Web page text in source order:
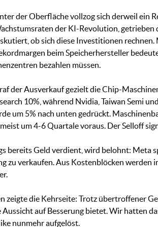
der Oberfläche vollzog sich derweil ein
der KI-Revolution, getrieben
ob sich diese Investitionen
beim Speicherhersteller
bezahlen müssen.
der Ausverkauf gezielt die Chip-
10%, während Nvidia, Taiwan Semi
um 5% nach unten gedrückt.
um 4-6 Quartale voraus. Der Selloff
bereits Geld verdient, wird belohnt: Meta
zu verkaufen. Aus Kostenblöcken
zeigte die Kehrseite: Trotz übertroffener
Aussicht auf Besserung bietet. Wir hatten
nunmehr aufgelöst.